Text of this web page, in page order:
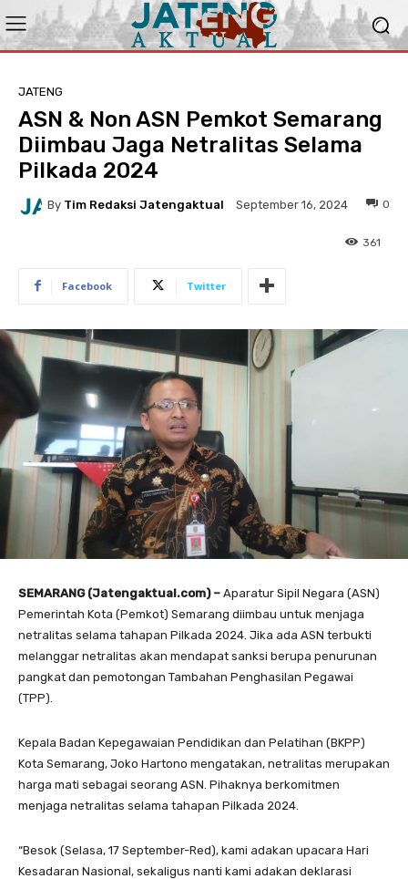
JATENG
ASN & Non ASN Pemkot Semarang
Diimbau Jaga Netralitas Selama
Pilkada 2024
By Tim Redaksi Jatengaktual September 16, 2024 0
361
Facebook Twitter
SEMARANG (Jatengaktual.com) – Aparatur Sipil Negara (ASN)
Pemerintah Kota (Pemkot) Semarang diimbau untuk menjaga
netralitas selama tahapan Pilkada 2024. Jika ada ASN terbukti
melanggar netralitas akan mendapat sanksi berupa penurunan
pangkat dan pemotongan Tambahan Penghasilan Pegawai
(TPP).
Kepala Badan Kepegawaian Pendidikan dan Pelatihan (BKPP)
Kota Semarang, Joko Hartono mengatakan, netralitas merupakan
harga mati sebagai seorang ASN. Pihaknya berkomitmen
menjaga netralitas selama tahapan Pilkada 2024.
“Besok (Selasa, 17 September-Red), kami adakan upacara Hari
Kesadaran Nasional, sekaligus nanti kami adakan deklarasi